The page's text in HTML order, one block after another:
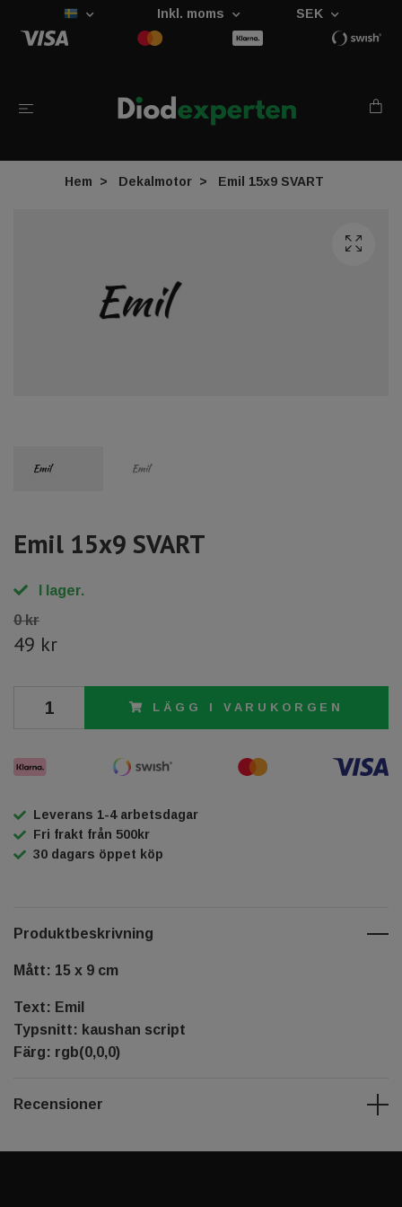
Inkl. moms SEK
Hem Dekalmotor Emil 15x9 SVART
Emil 15x9 SVART
I lager.
0 kr
49 kr
LÄGG I VARUKORGEN
Leverans 1-4 arbetsdagar
Fri frakt från 500kr
30 dagars öppet köp
Produktbeskrivning
Mått: 15 x 9 cm
Text: Emil
Typsnitt: kaushan script
Färg: rgb(0,0,0)
Recensioner